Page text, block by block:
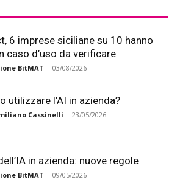
6 imprese siciliane su 10 hanno
caso d’uso da verificare
BitMAT - 03/08/2026
utilizzare l’AI in azienda?
Cassinelli - 23/05/2026
in azienda: nuove regole
BitMAT - 09/05/2026